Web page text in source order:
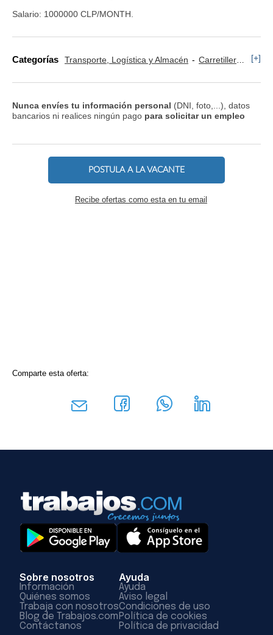
Salario: 1000000 CLP/MONTH.
Categorías Transporte, Logística y Almacén Carretillero y Puente Grúa [+]
Nunca envíes tu información personal (DNI, foto,...), datos
bancarios ni realices ningún pago para solicitar un empleo
POSTULA A LA VACANTE
Recibe ofertas como esta en tu email
Comparte esta oferta:
Sobre nosotros
Información
Quiénes somos
Trabaja con nosotros
Blog de Trabajos.com
Contáctanos
Ayuda
Ayuda
Aviso legal
Condiciones de uso
Política de cookies
Política de privacidad